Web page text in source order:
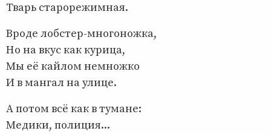
Тварь старорежимная.
Вроде лобстер-многоножка,
Но на вкус как курица,
Мы её кайлом немножко
И в мангал на улице.
А потом всё как в тумане:
Медики, полиция...